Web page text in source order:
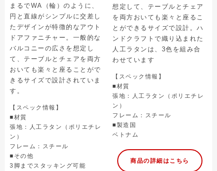
まるでWA（輪）のように、
円と直線がシンプルに交差し
たデザインが特徴的なアウト
ドアファニチャー。一般的な
バルコニーの広さを想定し
て、テーブルとチェアを両方
おいても楽々と座ることがで
きるサイズで設計されていま
す。
【スペック情報】
■材質
張地：人工ラタン（ポリエチレ
ン）
フレーム：スチール
■その他
3脚までスタッキング可能
想定して、テーブルとチェア
を両方おいても楽々と座るこ
とができるサイズで設計。ハ
ンドクラフトで織り込まれた
人工ラタンは、3色を組み合
わせています
【スペック情報】
■材質
張地：人工ラタン（ポリエチレ
ン）
フレーム：スチール
■製造国
ベトナム
商品の詳細はこちら